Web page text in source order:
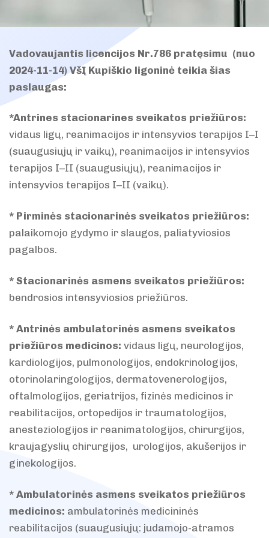
Vadovaujantis licencijos Nr.786 pratęsimu (nuo
2024-11-14) VšĮ Kupiškio ligoninė teikia šias
paslaugas:
*Antrines stacionarines sveikatos priežiūros:
vidaus ligų, reanimacijos ir intensyvios terapijos I–I
(suaugusiųjų ir vaikų), reanimacijos ir intensyvios
terapijos I–II (suaugusiųjų), reanimacijos ir
intensyvios terapijos I–II (vaikų).
* Pirminės stacionarinės sveikatos priežiūros:
palaikomojo gydymo ir slaugos, paliatyviosios
pagalbos.
* Stacionarinės asmens sveikatos priežiūros:
bendrosios intensyviosios priežiūros.
* Antrinės ambulatorinės asmens sveikatos
priežiūros medicinos: vidaus ligų, neurologijos,
kardiologijos, pulmonologijos, endokrinologijos,
otorinolaringologijos, dermatovenerologijos,
oftalmologijos, geriatrijos, fizinės medicinos ir
reabilitacijos, ortopedijos ir traumatologijos,
anesteziologijos ir reanimatologijos, chirurgijos,
kraujagyslių chirurgijos, urologijos, akušerijos ir
ginekologijos.
* Ambulatorinės asmens sveikatos priežiūros
medicinos: ambulatorinės medicininės
reabilitacijos (suaugusiųjų: judamojo-atramos